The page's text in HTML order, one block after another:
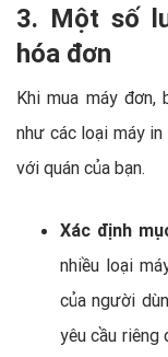
3. Một số
hóa đơn
Khi mua máy
như các loại máy
với quán của bạn.
Xác định
nhiều loại
của người
yêu cầu riêng